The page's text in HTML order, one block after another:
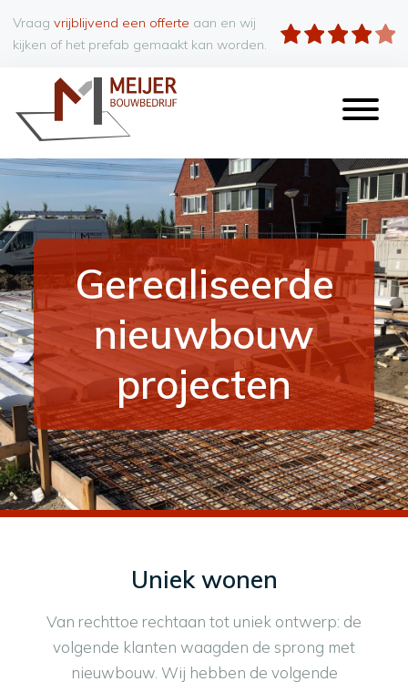
Vraagvrijblijvend een offerte aan en wij
kijken of het prefab gemaakt kan worden.
Gerealiseerde
nieuwbouw
projecten
Uniek wonen
Van rechttoe rechtaan tot uniek ontwerp: de
volgende klanten waagden de sprong met
nieuwbouw. Wij hebben de volgende